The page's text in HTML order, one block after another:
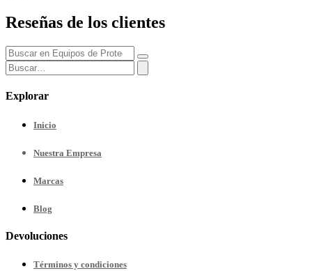
Reseñas de los clientes
Explorar
Inicio
Nuestra Empresa
Marcas
Blog
Devoluciones
Términos y condiciones